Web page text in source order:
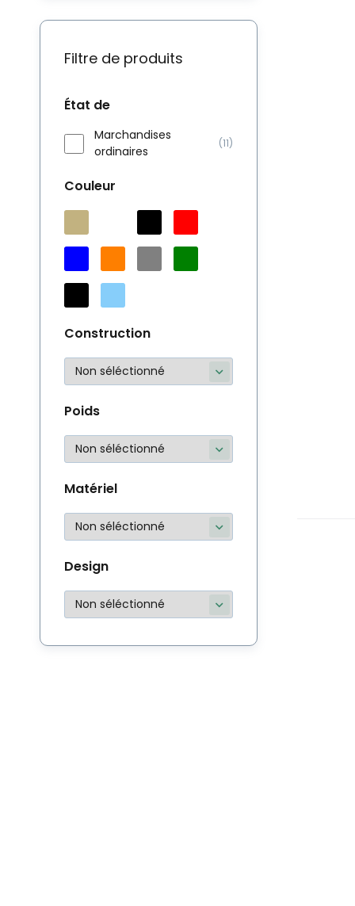
Filtre de produits
État de
Marchandises
ordinaires
(11)
Couleur
Construction
Poids
Matériel
Design